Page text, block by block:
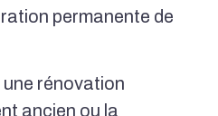
permanente de
rénovation
ancien ou la